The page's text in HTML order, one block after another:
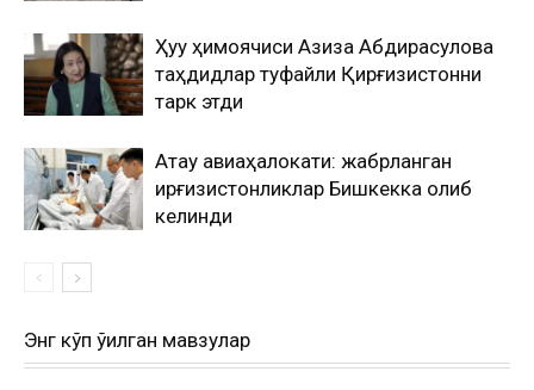
Ҳуқуқ ҳимоячиси Азиза Абдирасулова
таҳдидлар туфайли Қирғизистонни
тарк этди
Ақтау авиаҳалокати: жабрланган
қирғизистонликлар Бишкекка олиб
келинди
Энг кўп ўқилган мавзулар